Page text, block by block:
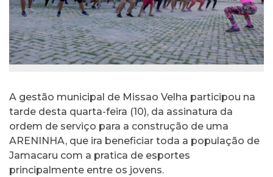
A gestão municipal de Missao Velha participou na
tarde desta quarta-feira (10), da assinatura da
ordem de serviço para a construção de uma
ARENINHA, que ira beneficiar toda a população de
Jamacaru com a pratica de esportes
principalmente entre os jovens.